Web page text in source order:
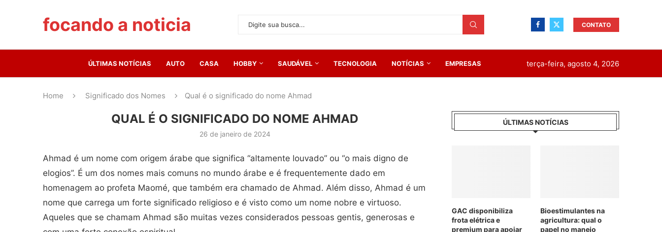
focando a noticia CONTATO
ÚLTIMAS NOTÍCIAS AUTO CASA HOBBY SAUDÁVEL TECNOLOGIA NOTÍCIAS EMPRESAS terça-feira, agosto 4, 2026
Home Significado dos Nomes Qual é o significado do nome Ahmad
QUAL É O SIGNIFICADO DO NOME AHMAD
26 de janeiro de 2024
Ahmad é um nome com origem árabe que significa “altamente louvado” ou “o mais digno de
elogios”. É um dos nomes mais comuns no mundo árabe e é frequentemente dado em
homenagem ao profeta Maomé, que também era chamado de Ahmad. Além disso, Ahmad é um
nome que carrega um forte significado religioso e é visto como um nome nobre e virtuoso.
Aqueles que se chamam Ahmad são muitas vezes considerados pessoas gentis, generosas e
ÚLTIMAS NOTÍCIAS
GAC disponibiliza
frota elétrica e
premium para apoiar
Bioestimulantes na
agricultura: qual o
papel no manejo